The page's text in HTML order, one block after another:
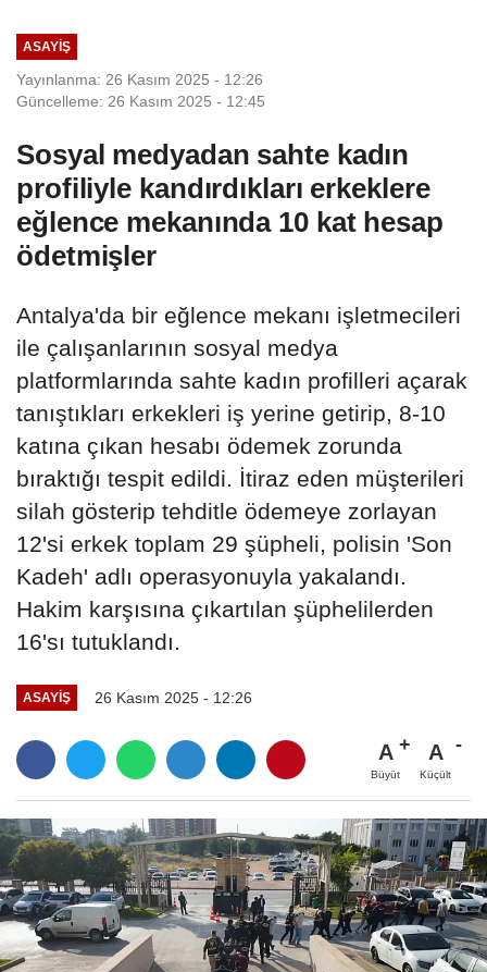
ASAYIŞ
Yayınlanma: 26 Kasım 2025 - 12:26
Güncelleme: 26 Kasım 2025 - 12:45
Sosyal medyadan sahte kadın
profiliyle kandırdıkları erkeklere
eğlence mekanında 10 kat hesap
ödetmişler
Antalya'da bir eğlence mekanı işletmecileri
ile çalışanlarının sosyal medya
platformlarında sahte kadın profilleri açarak
tanıştıkları erkekleri iş yerine getirip, 8-10
katına çıkan hesabı ödemek zorunda
bıraktığı tespit edildi. İtiraz eden müşterileri
silah gösterip tehditle ödemeye zorlayan
12'si erkek toplam 29 şüpheli, polisin 'Son
Kadeh' adlı operasyonuyla yakalandı.
Hakim karşısına çıkartılan şüphelilerden
16'sı tutuklandı.
ASAYIŞ 26 Kasım 2025 - 12:26
A
Büyüt
A
Küçült